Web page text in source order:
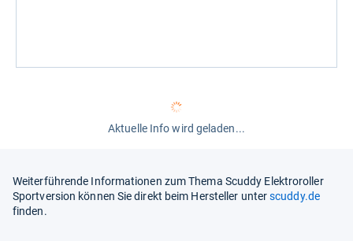
Aktuelle Info wird geladen...
Weiterführende Informationen zum Thema Scuddy Elektroroller
Sportversion können Sie direkt beim Hersteller unterscuddy.de
finden.